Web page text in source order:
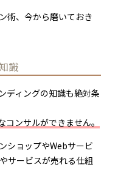
術、今から磨いておき
識
ディングの知識も絶対条
コンサルができません。
ショップやWebサービ
サービスが売れる仕組